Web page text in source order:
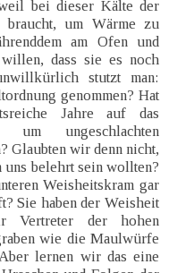
bei dieser Kälte der
braucht, um Wärme zu
am Ofen und
dass sie es noch
stutzt man:
genommen? Hat
Jahre auf das
um ungeschlachten
Glaubten wir denn nicht,
uns belehrt sein wollten?
Weisheitskram gar
Sie haben der Weisheit
Vertreter der hohen
wie die Maulwürfe
lernen wir das eine